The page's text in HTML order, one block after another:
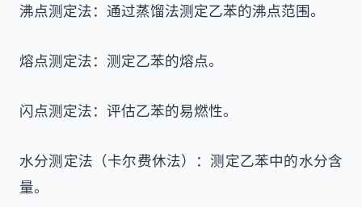
沸点测定法：通过蒸馏法测定乙苯的沸点范围。
熔点测定法：测定乙苯的熔点。
闪点测定法：评估乙苯的易燃性。
水分测定法（卡尔费休法）：测定乙苯中的水分含
量。